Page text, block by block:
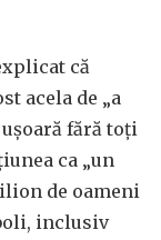
că
acela de „a
fără toți
ca „un
de oameni
inclusiv